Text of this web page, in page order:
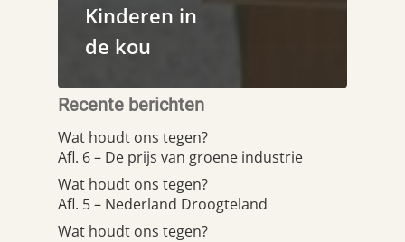
Kinderen in
de kou
Recente berichten
Wat houdt ons tegen?
Afl. 6 – De prijs van groene industrie
Wat houdt ons tegen?
Afl. 5 – Nederland Droogteland
Wat houdt ons tegen?